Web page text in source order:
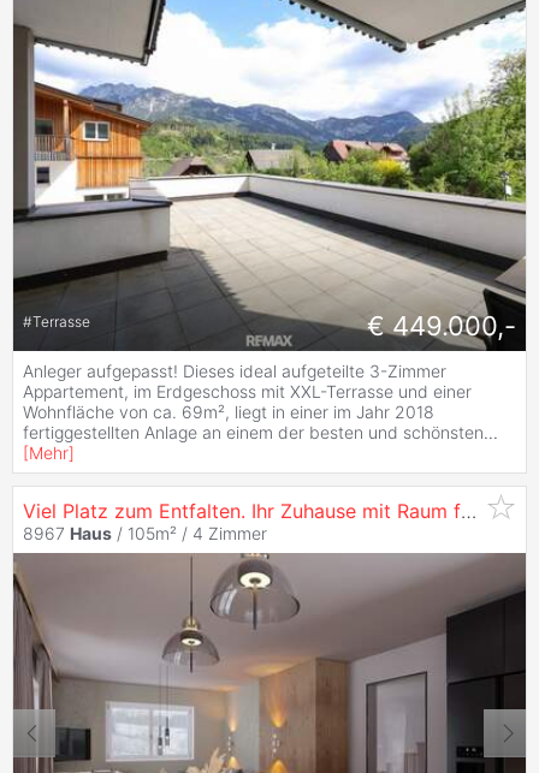
#Terrasse € 449.000,-
Anleger aufgepasst! Dieses ideal aufgeteilte 3-Zimmer
Appartement, im Erdgeschoss mit XXL-Terrasse und einer
Wohnfläche von ca. 69m², liegt in einer im Jahr 2018
fertiggestellten Anlage an einem der besten und schönsten...
[Mehr]
Viel Platz zum Entfalten. Ihr Zuhause mit Raum für Leben & Zukunft.
8967 Haus / 105m² / 4 Zimmer